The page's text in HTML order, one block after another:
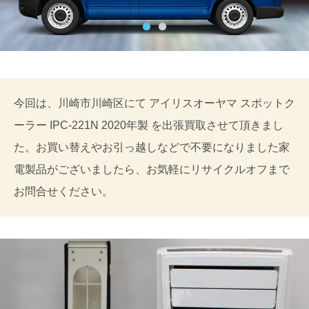
今回は、川崎市川崎区にて アイリスオーヤマ スポットク
ーラー IPC-221N 2020年製 を出張買取させて頂きまし
た。お買い替えやお引っ越しなどで不要になりました家
電製品がございましたら、お気軽にリサイクルオフまで
お問合せください。